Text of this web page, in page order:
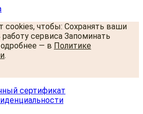
cookies, чтобы: Сохранять ваши
сервиса Запоминать
— в Политике
.
сертификат